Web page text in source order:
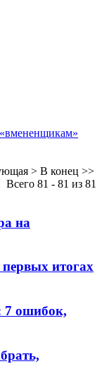
«вмененщикам»
> В конец >>
Всего 81 - 81 из 81
на
итогах
7 ошибок,